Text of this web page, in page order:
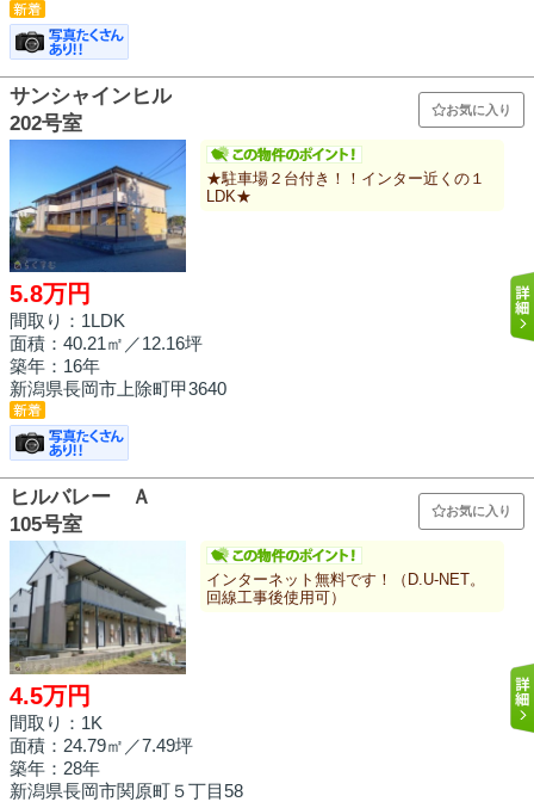
サンシャインヒル
202号室
お気に入り
★駐車場２台付き！！インター近くの１
LDK★
5.8万円
間取り：1LDK
面積： 40.21㎡ ／12.16坪
築年：16年
新潟県長岡市上除町甲3640
ヒルバレー Ａ
105号室
お気に入り
インターネット無料です！（D.U-NET。
回線工事後使用可）
4.5万円
間取り：1K
面積： 24.79㎡ ／7.49坪
築年：28年
新潟県長岡市関原町５丁目58